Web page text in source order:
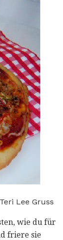
Lee Gruss
wie du für
friere sie